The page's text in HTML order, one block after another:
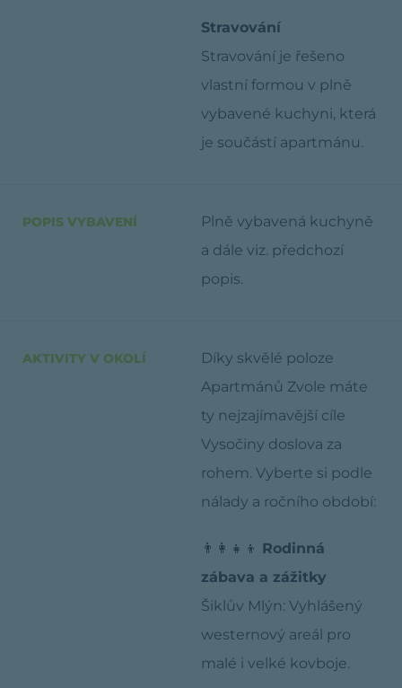
Stravování
Stravování je řešeno
vlastní formou v plně
vybavené kuchyni, která
je součástí apartmánu.
POPIS VYBAVENÍ
Plně vybavená kuchyně
a dále viz. předchozí
popis.
AKTIVITY V OKOLÍ
Díky skvělé poloze
Apartmánů Zvole máte
ty nejzajímavější cíle
Vysočiny doslova za
rohem. Vyberte si podle
nálady a ročního období:
👨‍👩‍👧‍👦 Rodinná
zábava a zážitky
Šiklův Mlýn: Vyhlášený
westernový areál pro
malé i velké kovboje.